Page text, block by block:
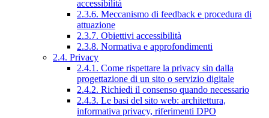
accessibilità
2.3.6. Meccanismo di feedback e procedura di
attuazione
2.3.7. Obiettivi accessibilità
2.3.8. Normativa e approfondimenti
2.4. Privacy
2.4.1. Come rispettare la privacy sin dalla
progettazione di un sito o servizio digitale
2.4.2. Richiedi il consenso quando necessario
2.4.3. Le basi del sito web: architettura,
informativa privacy, riferimenti DPO